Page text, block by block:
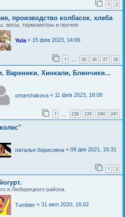
1 2
производство колбасок, хлеба
весы, термометры и прочее
Yula « 15 фев 2023, 14:06
1 … 35 36 37 38
Вареники, Хинкали, Блинчики...
omarshakova « 11 фев 2023, 18:08
1 238 239 240 241
наталья борисовна « 09 дек 2021, 16:31
1 2
и Люберецкого района.
Tumbler « 31 июл 2020, 16:02